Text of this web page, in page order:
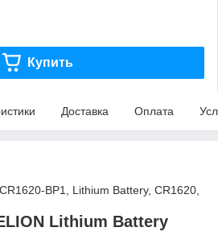
Купить
Доставка Оплата
BP1, Lithium Battery, CR1620,
Lithium Battery